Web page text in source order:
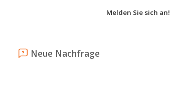
Melden Sie sich an!
Neue Nachfrage